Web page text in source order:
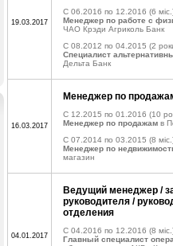
19.03.2017
C 06.2016 по 12.2016 (6
Менеджер по работе с
ЧАО Крэди Агриколь Банк
C 08.2012 по 04.2015 (2
Специалист
Дельта Банк
16.03.2017
Менеджер по
C 12.2015 по 01.2016 (10
Менеджер по продажам в
C 07.2014 по 03.2015 (8
Менеджер по
магазин
04.01.2017
Ведущий менеджер /
руководителя /
отделения
C 04.2016 по 12.2016 (8
Главный специалист